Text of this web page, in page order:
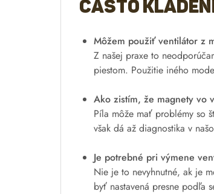
Často
Môžem použiť ventilátor z
Z našej praxe to
piestom. Použitie iného
Ako zistím, že magnety vo
Píla môže mať problémy so
však dá až diagnostika v
Je potrebné pri výmene
Nie je to nevyhnutné, ak je
byť nastavená presne podľa